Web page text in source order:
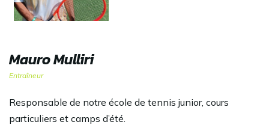
Mauro Mulliri
Entraîneur
Responsable de notre école de tennis junior, cours
particuliers et camps d’été.